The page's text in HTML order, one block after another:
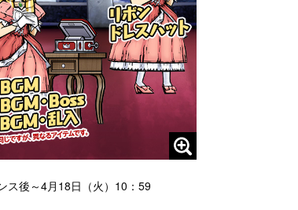
ス後～4月18日（火）10：59